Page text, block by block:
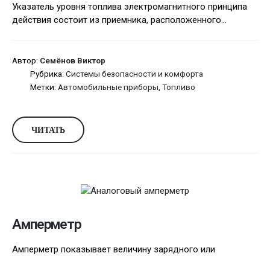
Указатель уровня топлива электромагнитного принципа
действия состоит из приемника, расположенного...
Автор: Семёнов Виктор
Рубрика: Системы безопасности и комфорта
Метки: Автомобильные приборы Топливо
ЧИТАТЬ
Амперметр
Амперметр показывает величину зарядного или